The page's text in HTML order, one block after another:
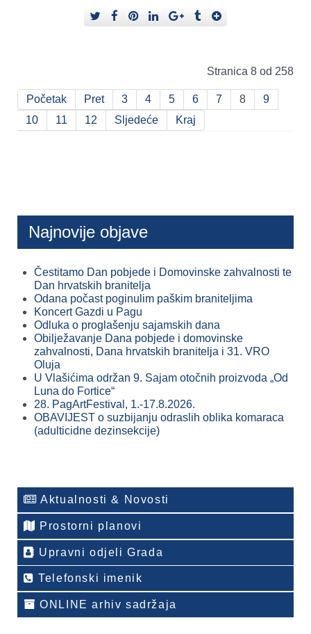
Stranica 8 od 258
Početak Pret 3 4 5 6 7 8
9
10
11 12 Sljedeće Kraj
Najnovije objave
Čestitamo Dan pobjede i Domovinske zahvalnosti te
Dan hrvatskih branitelja
Odana počast poginulim paškim braniteljima
Koncert Gazdi u Pagu
Odluka o proglašenju sajamskih dana
Obilježavanje Dana pobjede i domovinske
zahvalnosti, Dana hrvatskih branitelja i 31. VRO
Oluja
U Vlašićima održan 9. Sajam otočnih proizvoda „Od
Luna do Fortice“
28. PagArtFestival, 1.-17.8.2026.
OBAVIJEST o suzbijanju odraslih oblika komaraca
(adulticidne dezinsekcije)
Aktualnosti & Novosti
Prostorni planovi
Upravni odjeli Grada
Telefonski imenik
ONLINE arhiv sadržaja